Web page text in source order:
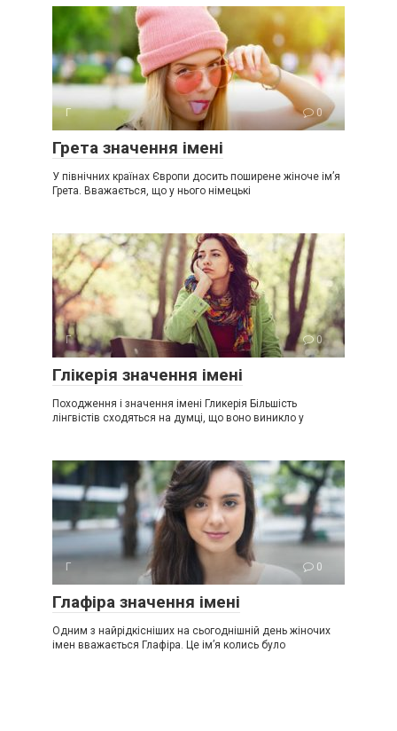
Г 0
Грета значення імені
У північних країнах Європи досить поширене жіноче ім’я
Грета. Вважається, що у нього німецькі
Г 0
Глікерія значення імені
Походження і значення імені Гликерія Більшість
лінгвістів сходяться на думці, що воно виникло у
Г 0
Глафіра значення імені
Одним з найрідкісніших на сьогоднішній день жіночих
імен вважається Глафіра. Це ім’я колись було